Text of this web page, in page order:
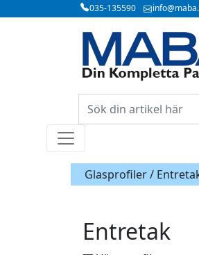
035-135590
Glasprofiler /
Entretak